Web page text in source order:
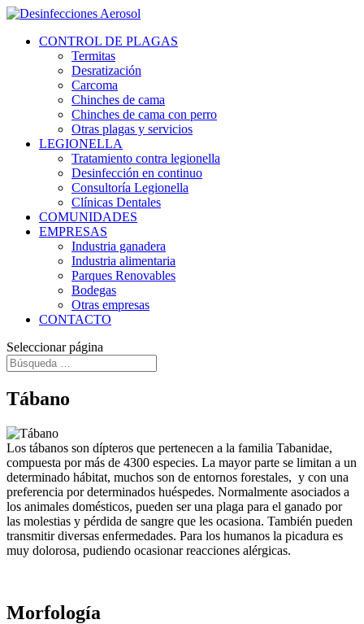
CONTROL DE PLAGAS
Termitas
Desratización
Carcoma
Chinches de cama
Chinches de cama con perro
Otras plagas y servicios
LEGIONELLA
Tratamiento contra legionella
Desinfección en continuo
Consultoría Legionella
Clínicas Dentales
COMUNIDADES
EMPRESAS
Industria ganadera
Industria alimentaria
Parques Renovables
Bodegas
Otras empresas
CONTACTO
Seleccionar página
Tábano
Los tábanos son dípteros que pertenecen a la familia Tabanidae,
compuesta por más de 4300 especies. La mayor parte se limitan a un
determinado hábitat, muchos son de entornos forestales, y con una
preferencia por determinados huéspedes. Normalmente asociados a
los animales domésticos, pueden ser una plaga para el ganado por
las molestias y pérdida de sangre que les ocasiona. También pueden
transmitir diversas enfermedades. Para los humanos la picadura es
muy dolorosa, pudiendo ocasionar reacciones alérgicas.
Morfología